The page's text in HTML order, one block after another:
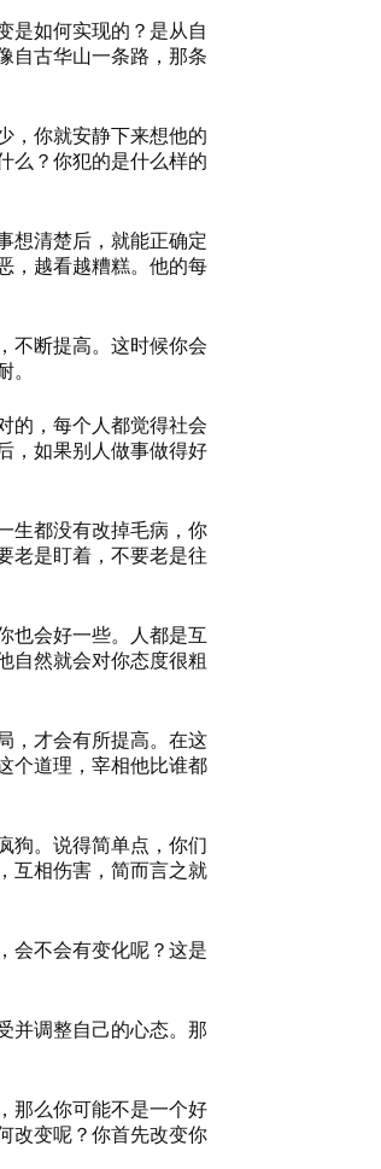
是如何实现的 ？ 是从自
自古华山一条路 ，那条
，你就安静下来想他的
么 ？ 你犯的是什么样的
想清楚后，就能正确定
，越看越糟糕。他的每
断提高。 这时候你会
的，每个人都觉得社会
，如果别人做事做得好
生都没有改掉毛病，你
老是盯着，不要老是往
也会好一些。人都是互
自然就会对你态度很粗
，才会有所提高。在这
个道理，宰相他比谁都
狗。说得简单点，你们
互相伤害，简而言之就
会不会有变化呢？这是
并调整自己的心态。那
那么你可能不是一个好
改变呢？你首先改变你